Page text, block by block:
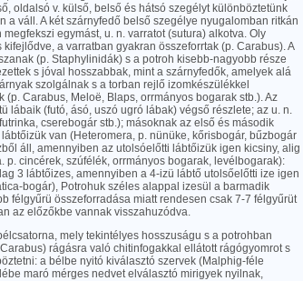
oldalsó v. külső, belső és hátsó szegélyt különböztetünk
váll. A két szárnyfedő belső szegélye nyugalomban ritkán
egymást, u. n. varratot (sutura) alkotva. Oly
a varratban gyakran összeforrtak (p. Carabus). A
(p. Staphylinidák) s a potroh kisebb-nagyobb része
s jóval hosszabbak, mint a szárnyfedők, amelyek alá
szolgálnak s a torban rejlő izomkészülékkel
Carabus, Meloë, Blaps, orrmányos bogarak stb.). Az
lábaik (futó, ásó, uszó ugró lábak) végső részlete; az u. n.
cserebogár stb.); másoknak az első és második
van (Heteromera, p. nünüke, kőrisbogár, bűzbogár
áll, amennyiben az utolsóelőtti lábtőizük igen kicsiny, alig
p. cincérek, szúfélék, orrmányos bogarak, levélbogarak):
3 lábtőizes, amennyiben a 4-izü lábtő utolsőelőtti ize igen
bogár), Potrohuk széles alappal izesül a barmadik
félgyűrü összeforradása miatt rendesen csak 7-7 félgyűrüt
az előzőkbe vannak visszahuzódva.
mely tekintélyes hosszuságu s a potrohban
rágásra való chitinfogakkal ellátott rágógyomrot s
a bélbe nyitó kiválasztó szervek (Malphig-féle
maró mérges nedvet elválasztó mirigyek nyilnak,